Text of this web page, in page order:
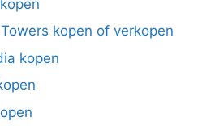
kopen of verkopen
kopen